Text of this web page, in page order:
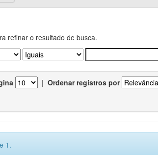
refinar o resultado de busca.
| Ordenar registros por
1.